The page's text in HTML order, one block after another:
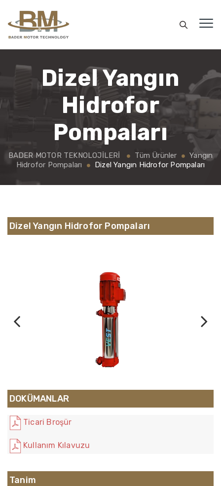
Dizel Yangın
Hidrofor
Pompaları
BADER MOTOR TEKNOLOJİLERİ Tüm Ürünler
Yangın
Hidrofor Pompaları
Dizel Yangın Hidrofor Pompaları
Dizel Yangın Hidrofor Pompaları
DOKÜMANLAR
Ticari Broşür
Kullanım Kılavuzu
Tanim